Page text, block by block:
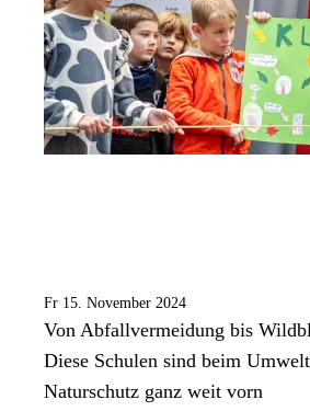
Fr 15. November 2024
Von Abfallvermeidung bis
Diese Schulen sind beim
Naturschutz ganz weit vorn